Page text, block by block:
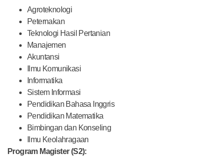
Agroteknologi
Peternakan
Teknologi Hasil Pertanian
Manajemen
Akuntansi
Ilmu Komunikasi
Informatika
Sistem Informasi
Pendidikan Bahasa Inggris
Pendidikan Matematika
Bimbingan dan Konseling
Ilmu Keolahragaan
Program Magister (S2):